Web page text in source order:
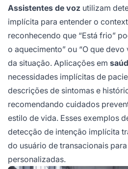
Assistentes de voz utilizam
implícita para entender o
reconhecendo que “Está frio”
o aquecimento” ou “O que
da situação. Aplicações em
necessidades implícitas de
descrições de sintomas e
recomendando cuidados
estilo de vida. Esses exemplos
detecção de intenção implícita
do usuário de transacionais
personalizadas.